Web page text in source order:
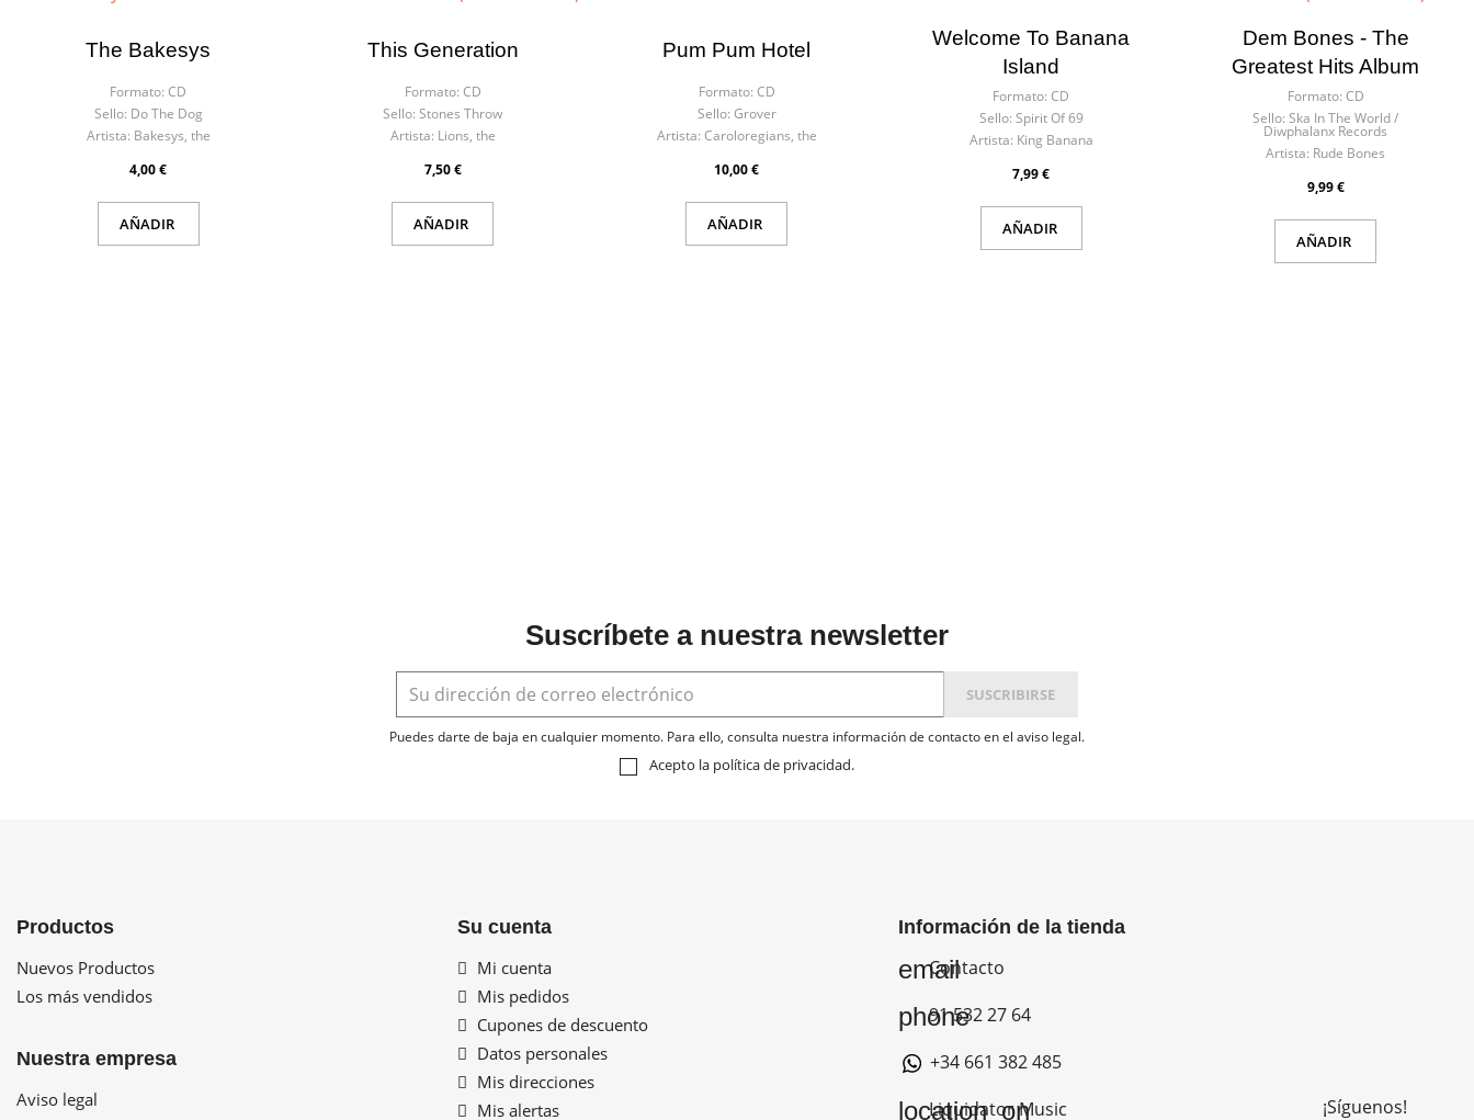
The Bakesys
Formato: CD
Sello: Do The Dog
Artista: Bakesys, the
4,00 €
AÑADIR
This Generation
Formato: CD
Sello: Stones Throw
Artista: Lions, the
7,50 €
AÑADIR
Pum Pum Hotel
Formato: CD
Sello: Grover
Artista: Caroloregians, the
10,00 €
AÑADIR
Welcome To Banana
Island
Formato: CD
Sello: Spirit Of 69
Artista: King Banana
7,99 €
AÑADIR
Dem Bones - The
Greatest Hits Album
Formato: CD
Sello: Ska In The World /
Diwphalanx Records
Artista: Rude Bones
9,99 €
AÑADIR
Suscríbete a nuestra newsletter
Puedes darte de baja en cualquier momento. Para ello, consulta nuestra información de contacto en el aviso legal.
Acepto la política de privacidad.
Productos
Nuevos Productos
Los más vendidos
Nuestra empresa
Aviso legal
Su cuenta
Mi cuenta
Mis pedidos
Cupones de descuento
Datos personales
Mis direcciones
Mis alertas
Información de la tienda
email
Contacto
phone
91 532 27 64
+34 661 382 485
location_on
Liquidator Music ¡Síguenos!